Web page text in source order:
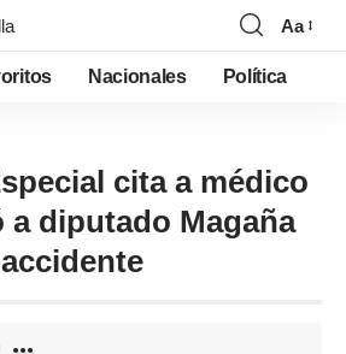
Aa
Nacionales Política
cita a médico
a diputado Magaña